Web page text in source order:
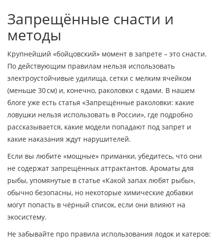
Запрещённые снасти и
методы
Крупнейший «бойцовский» момент в запрете – это снасти.
По действующим правилам нельзя использовать
электроустойчивые удилища, сетки с мелким ячейком
(меньше 30 см) и, конечно, раколовки с ядами. В нашем
блоге уже есть статья «Запрещённые раколовки: какие
ловушки нельзя использовать в России», где подробно
рассказывается, какие модели попадают под запрет и
какие наказания ждут нарушителей.
Если вы любите «мощные» приманки, убедитесь, что они
не содержат запрещённых аттрактантов. Ароматы для
рыбы, упомянутые в статье «Какой запах любят рыбы»,
обычно безопасны, но некоторые химические добавки
могут попасть в чёрный список, если они влияют на
экосистему.
Не забывайте про правила использования лодок и катеров: